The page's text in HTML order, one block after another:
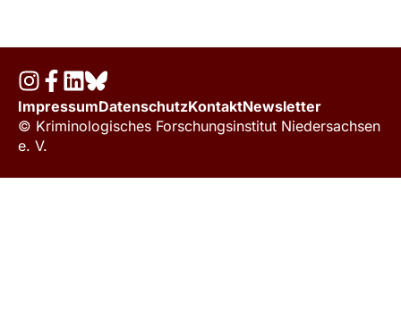
ImpressumDatenschutzKontaktNewsletter
© Kriminologisches Forschungsinstitut Niedersachsen
e. V.